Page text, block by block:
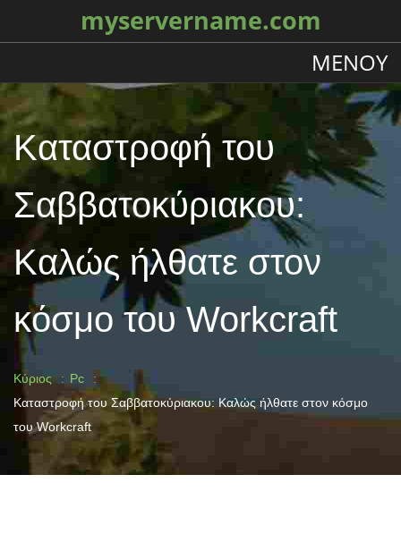
myservername.com
ΜΕΝΟΎ
Καταστροφή του
Σαββατοκύριακου:
Καλώς ήλθατε στον
κόσμο του Workcraft
Κύριος
Pc
Καταστροφή του Σαββατοκύριακου: Καλώς ήλθατε στον κόσμο
του Workcraft